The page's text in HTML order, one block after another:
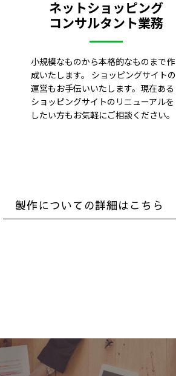
ネットショッピング
コンサルタント業務
小規模なものから本格的なものまで作
成いたします。 ショッピングサイトの
運営もお手伝いいたします。現在ある
ショッピングサイトのリニューアルを
したい方もお気軽にご相談ください。
製作についての詳細はこちら